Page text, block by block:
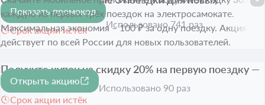
-30%
пользователей
Срок акции истёк
каждую из первых трёх поездок на электросамокате.
Максимальная экономия – 100 ₽ за одну поездку. Акция
действует по всей России для новых пользователей.
Показать промокод
Использовано 741 раз
-20%
Получите купон на скидку 20% на первую поездку —
пройдите обучение
Срок акции истёк
Открыть акцию
Использовано 90 раз